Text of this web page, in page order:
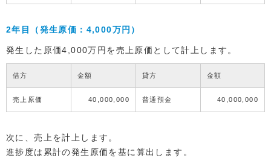
2年目（発生原価：4,000万円）
発生した原価4,000万円を売上原価として計上します。
借方 金額 貸方 金額
売上原価 40,000,000 普通預金 40,000,000
次に、売上を計上します。
進捗度は累計の発生原価を基に算出します。